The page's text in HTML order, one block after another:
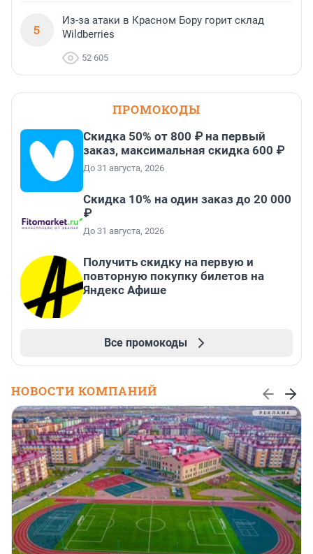
5
Из-за атаки в Красном Бору горит склад
Wildberries
52 605
ПРОМОКОДЫ
Скидка 50% от 800 ₽ на первый
заказ, максимальная скидка 600 ₽
До 31 августа, 2026
Скидка 10% на один заказ до 20 000
₽
До 31 августа, 2026
Получить скидку на первую и
повторную покупку билетов на
Яндекс Афише
Все промокоды
НОВОСТИ КОМПАНИЙ